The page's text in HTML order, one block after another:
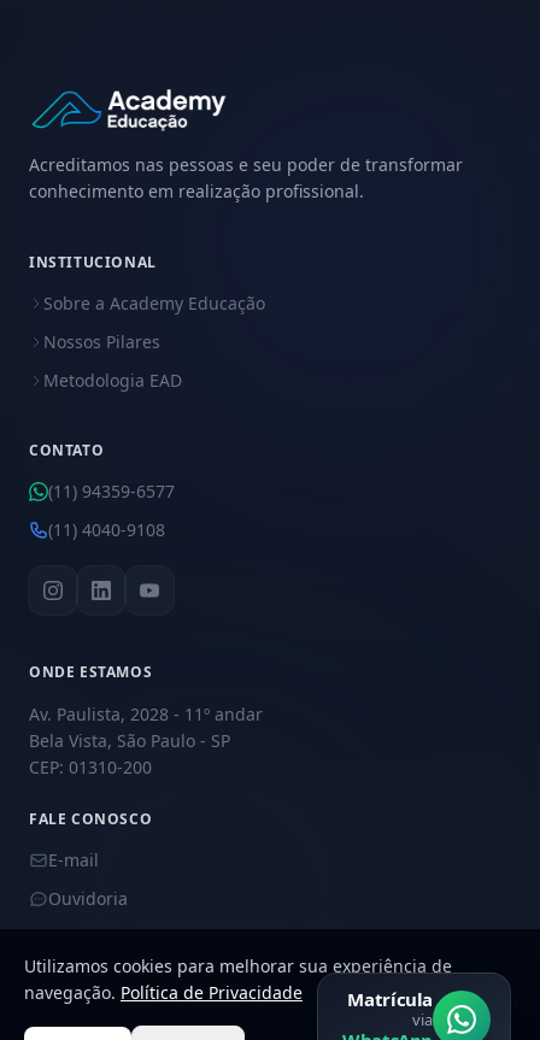
Acreditamos nas pessoas e seu poder de transformar
conhecimento em realização profissional.
INSTITUCIONAL
Sobre a Academy Educação
Nossos Pilares
Metodologia EAD
CONTATO
(11) 94359-6577
(11) 4040-9108
ONDE ESTAMOS
Av. Paulista, 2028 - 11º andar
Bela Vista, São Paulo - SP
CEP: 01310-200
FALE CONOSCO
E-mail
Ouvidoria
© 2026 Academy Educação. Todos os direitos reservados.
Matrícula
via
Utilizamos cookies para melhorar sua experiência de
navegação. Política de Privacidade